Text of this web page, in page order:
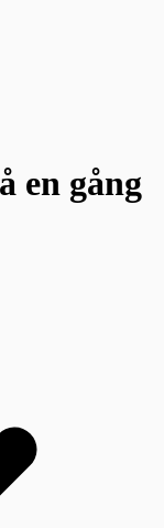
en gång